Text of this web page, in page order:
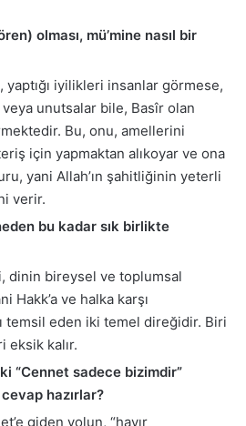
olması, mü’mine nasıl bir
yaptığı iyilikleri insanlar görmese,
unutsalar bile, Basîr olan
Bu, onu, amellerini
için yapmaktan alıkoyar ve ona
yani Allah’ın şahitliğinin yeterli
verir.
bu kadar sık birlikte
dinin bireysel ve toplumsal
Hakk’a ve halka karşı
temsil eden iki temel direğidir. Biri
eksik kalır.
“Cennet sadece bizimdir”
hazırlar?
giden yolun, “hayır